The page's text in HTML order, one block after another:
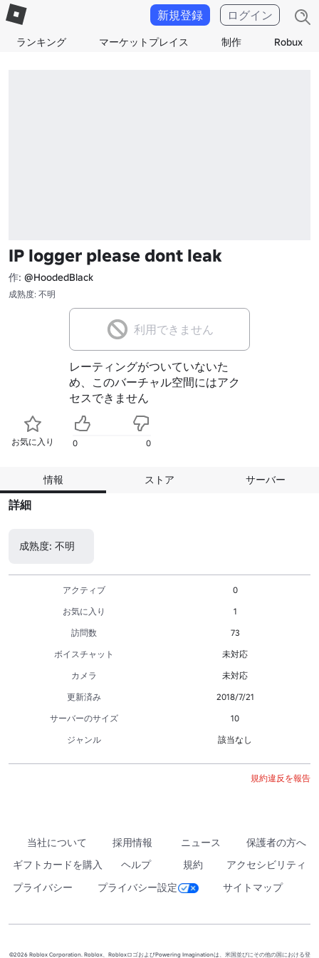
ランキング マーケットプレイス 制作 Robux
新規登録 ログイン
IP logger please dont leak
作: @HoodedBlack
成熟度: 不明
利用できません
レーティングがついていないた
め、このバーチャル空間にはアク
セスできません
お気に入り 0 0
情報 ストア サーバー
詳細
成熟度: 不明
アクティブ
0
お気に入り
1
訪問数
73
ボイスチャット
未対応
カメラ
未対応
更新済み
2018/7/21
サーバーのサイズ
10
ジャンル
該当なし
規約違反を報告
当社について 採用情報 ニュース
保護者の方へ
ギフトカードを購入
ヘルプ 規約
アクセシビリティ
プライバシー
プライバシー設定 サイトマップ
©2026 Roblox Corporation. Roblox、RobloxロゴおよびPowering Imaginationは、米国並びにその他の国における登